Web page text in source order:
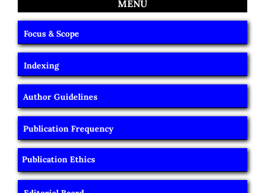
MENU
Focus & Scope
Indexing
Author Guidelines
Publication Frequency
Publication Ethics